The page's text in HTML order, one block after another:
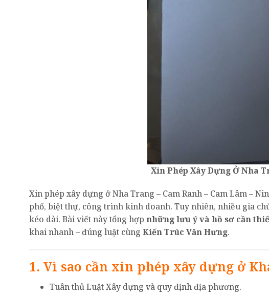
Xin Phép Xây Dựng Ở Nha
Xin phép xây dựng ở Nha Trang – Cam Ranh – Cam Lâm –
phố, biệt thự, công trình kinh doanh. Tuy nhiên, nhiều gia
kéo dài. Bài viết này tổng hợp những lưu ý và hồ sơ cần
khai nhanh – đúng luật cùng Kiến Trúc Văn Hưng.
1. Vì sao cần xin phép xây dựng ở
Tuân thủ Luật Xây dựng và quy định địa phương.